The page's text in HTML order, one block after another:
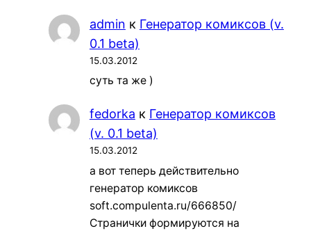
admin к Генератор комиксов (v.
0.1 beta)
15.03.2012
суть та же )
fedorka к Генератор комиксов
(v. 0.1 beta)
15.03.2012
а вот теперь действительно
генератор комиксов
soft.compulenta.ru/666850/
Странички формируются на